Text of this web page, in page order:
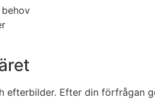
Efter din förfrågan